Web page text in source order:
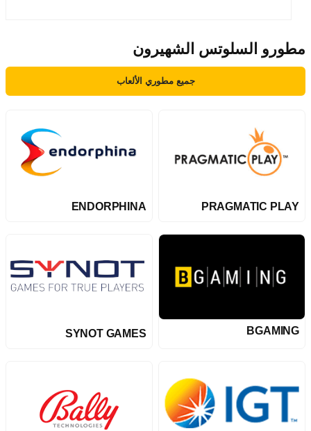
مطورو السلوتس الشهيرون
جميع مطوري الألعاب
PRAGMATIC PLAY
ENDORPHINA
BGAMING
SYNOT GAMES